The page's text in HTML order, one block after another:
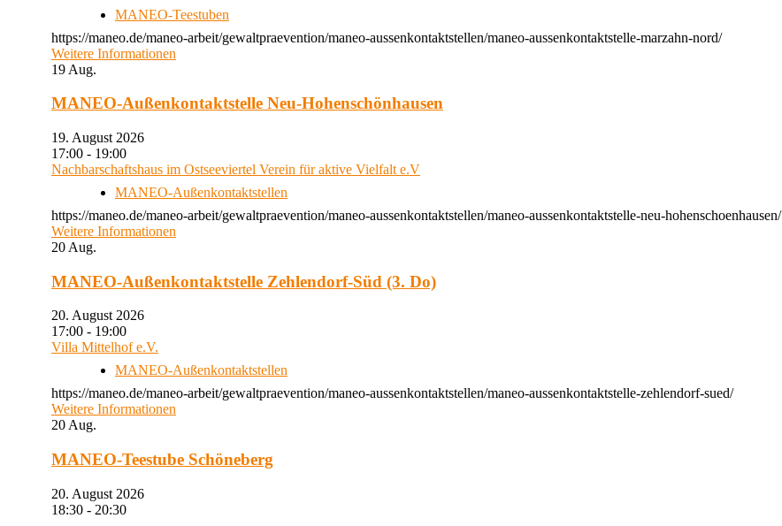
MANEO-Teestuben
https://maneo.de/maneo-arbeit/gewaltpraevention/maneo-aussenkontaktstellen/maneo-aussenkontaktstelle-marzahn-nord/
Weitere Informationen
19 Aug.
MANEO-Außenkontaktstelle Neu-Hohenschönhausen
19. August 2026
17:00 - 19:00
Nachbarschaftshaus im Ostseeviertel Verein für aktive Vielfalt e.V
MANEO-Außenkontaktstellen
https://maneo.de/maneo-arbeit/gewaltpraevention/maneo-aussenkontaktstellen/maneo-aussenkontaktstelle-neu-hohenschoenhausen/
Weitere Informationen
20 Aug.
MANEO-Außenkontaktstelle Zehlendorf-Süd (3. Do)
20. August 2026
17:00 - 19:00
Villa Mittelhof e.V.
MANEO-Außenkontaktstellen
https://maneo.de/maneo-arbeit/gewaltpraevention/maneo-aussenkontaktstellen/maneo-aussenkontaktstelle-zehlendorf-sued/
Weitere Informationen
20Aug.
MANEO-Teestube Schöneberg
20. August 2026
18:30 - 20:30